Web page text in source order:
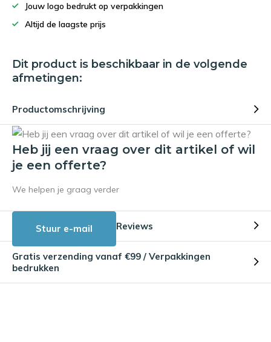
Jouw logo bedrukt op verpakkingen
Altijd de laagste prijs
Dit product is beschikbaar in de volgende
afmetingen:
Productomschrijving
Heb jij een vraag over dit artikel of wil
je een offerte?
We helpen je graag verder
Stuur e-mail Reviews
Gratis verzending vanaf €99 / Verpakkingen
bedrukken